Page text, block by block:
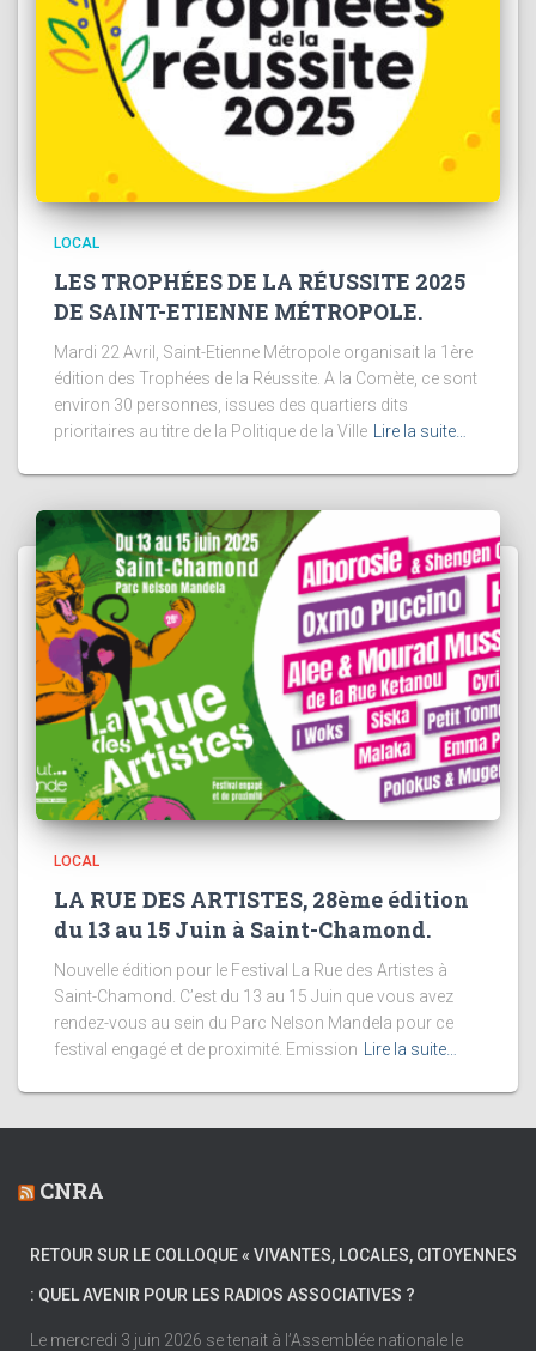
LOCAL
LES TROPHÉES DE LA RÉUSSITE 2025
DE SAINT-ETIENNE MÉTROPOLE.
Mardi 22 Avril, Saint-Etienne Métropole organisait la 1ère
édition des Trophées de la Réussite. A la Comète, ce sont
environ 30 personnes, issues des quartiers dits
prioritaires au titre de la Politique de la Ville Lire la suite…
LOCAL
LA RUE DES ARTISTES, 28ème édition
du 13 au 15 Juin à Saint-Chamond.
Nouvelle édition pour le Festival La Rue des Artistes à
Saint-Chamond. C’est du 13 au 15 Juin que vous avez
rendez-vous au sein du Parc Nelson Mandela pour ce
festival engagé et de proximité. Emission
Lire la suite…
CNRA
RETOUR SUR LE COLLOQUE « VIVANTES, LOCALES, CITOYENNES
: QUEL AVENIR POUR LES RADIOS ASSOCIATIVES ?
Le mercredi 3 juin 2026 se tenait à l’Assemblée nationale le